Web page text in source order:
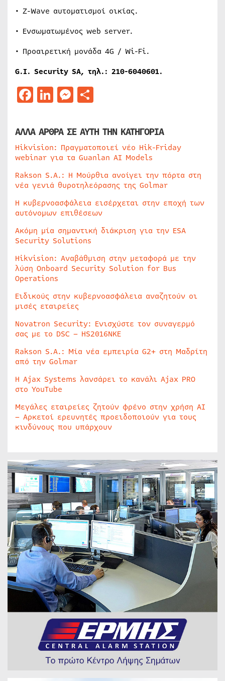
• Z-Wave αυτοματισμοί οικίας.
• Ενσωματωμένος web server.
• Προαιρετική μονάδα 4G / Wi-Fi.
G.I. Security SA, τηλ.: 210-6040601.
Facebook
LinkedIn
Messenger
ΑΛΛΑ ΑΡΘΡΑ ΣΕ ΑΥΤΗ ΤΗΝ ΚΑΤΗΓΟΡΙΑ
Hikvision: Πραγματοποιεί νέο Hik-Friday
webinar για τα Guanlan AI Models
Rakson S.A.: Η Μούρθια ανοίγει την πόρτα στη
νέα γενιά θυροτηλεόρασης της Golmar
Η κυβερνοασφάλεια εισέρχεται στην εποχή των
αυτόνομων επιθέσεων
Ακόμη μία σημαντική διάκριση για την ESA
Security Solutions
Hikvision: Αναβάθμιση στην μεταφορά με την
λύση Onboard Security Solution for Bus
Operations
Ειδικούς στην κυβερνοασφάλεια αναζητούν οι
μισές εταιρείες
Novatron Security: Ενισχύστε τον συναγερμό
σας με το DSC – HS2016NKE
Rakson S.A.: Μία νέα εμπειρία G2+ στη Μαδρίτη
από την Golmar
Η Ajax Systems λανσάρει το κανάλι Ajax PRO
στο YouTube
Μεγάλες εταιρείες ζητούν φρένο στην χρήση AI
– Αρκετοί ερευνητές προειδοποιούν για τους
κινδύνους που υπάρχουν